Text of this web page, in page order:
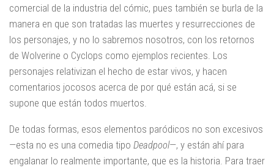
comercial de la industria del cómic, pues también se burla de la
manera en que son tratadas las muertes y resurrecciones de
los personajes, y no lo sabremos nosotros, con los retornos
de Wolverine o Cyclops como ejemplos recientes. Los
personajes relativizan el hecho de estar vivos, y hacen
comentarios jocosos acerca de por qué están acá, si se
supone que están todos muertos.
De todas formas, esos elementos paródicos no son excesivos
—esta no es una comedia tipo Deadpool—, y están ahí para
engalanar lo realmente importante, que es la historia. Para traer